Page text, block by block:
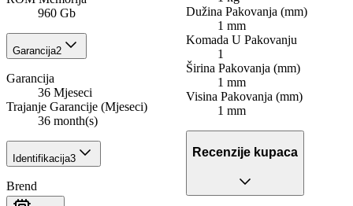
960 Gb
Garancija2
Garancija
36 Mjeseci
Trajanje Garancije (Mjeseci)
36 month(s)
Identifikacija3
Brend
Dužina Pakovanja (mm)
1 mm
Komada U Pakovanju
1
Širina Pakovanja (mm)
1 mm
Visina Pakovanja (mm)
1 mm
Recenzije kupaca